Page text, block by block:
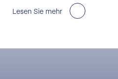
für KI-Rechenzentren in den
Lesen Sie mehr